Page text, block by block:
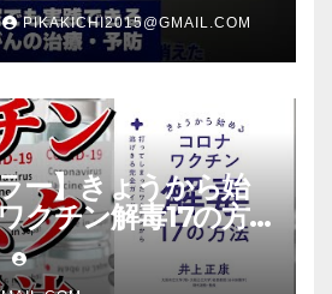
PIKAKICHI2015@GMAIL.COM
ー】きょうから始
クチン解毒17の方